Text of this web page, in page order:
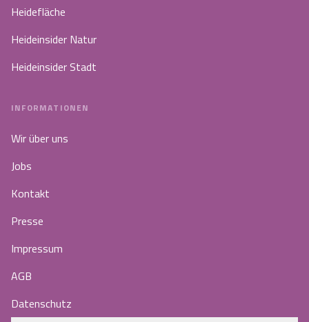
Heidefläche
Heideinsider Natur
Heideinsider Stadt
INFORMATIONEN
Wir über uns
Jobs
Kontakt
Presse
Impressum
AGB
Datenschutz